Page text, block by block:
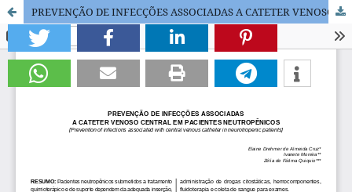
PREVENÇÃO DE INFECÇÕES ASSOCIADAS A CATETER VENOSO CENTRAL EM PACIENTES NEUTROPÊNICOS